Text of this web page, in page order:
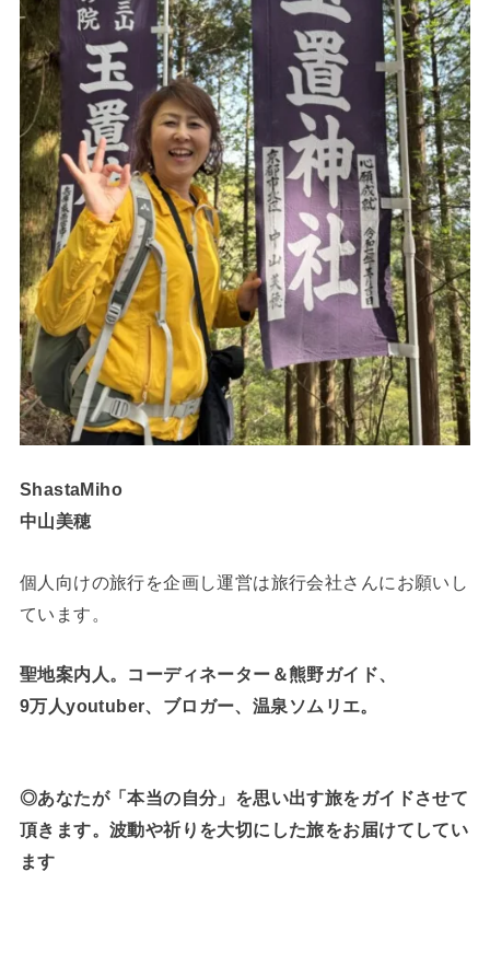
ShastaMiho
中山美穂
個人向けの旅行を企画し運営は旅行会社さんにお願いし
ています。
聖地案内人。コーディネーター＆熊野ガイド、
9万人youtuber、ブロガー、温泉ソムリエ。
◎あなたが「本当の自分」を思い出す旅をガイドさせて
頂きます。波動や祈りを大切にした旅をお届けてしてい
ます